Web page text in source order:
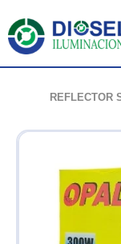
contenido
REFLECTOR